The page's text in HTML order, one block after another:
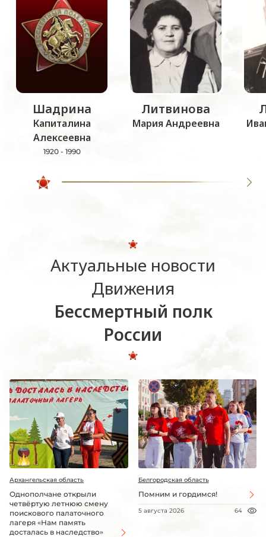
Шадрина
Капиталина
Алексеевна
1920 - 1990
Литвинова
Мария Андреевна
Актуальные новости
Движения
Бессмертный полк
России
Архангельская область
Однополчане открыли
четвёртую летнюю смену
поискового палаточного
лагеря «Нам память
досталась в наследство»
Белгородская область
Помним и гордимся!
5 августа 2026 64